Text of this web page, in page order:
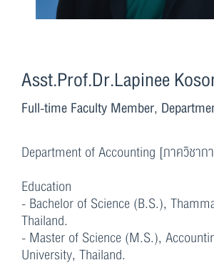
Asst.Prof.Dr.Lapinee
Full-time Faculty Member,
Department of Accounting [ภาควิชา
Education
- Bachelor of Science (B.S.),
Thailand.
- Master of Science (M.S.),
University, Thailand.